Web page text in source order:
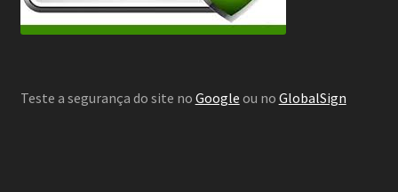
Teste a segurança do site no Google ou no GlobalSign